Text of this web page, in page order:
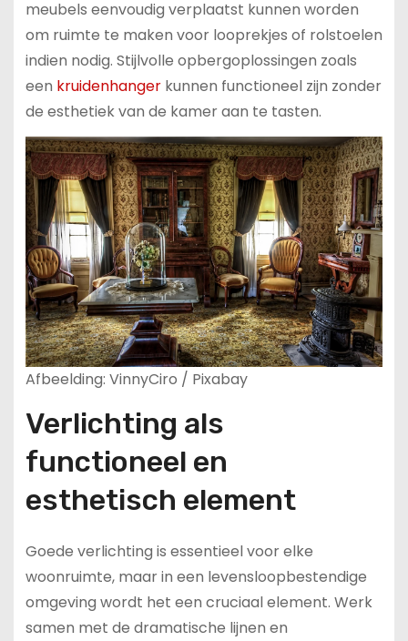
meubels eenvoudig verplaatst kunnen worden
om ruimte te maken voor looprekjes of rolstoelen
indien nodig. Stijlvolle opbergoplossingen zoals
een kruidenhangerkunnen functioneel zijn zonder
de esthetiek van de kamer aan te tasten.
Afbeelding: VinnyCiro / Pixabay
Verlichting als
functioneel en
esthetisch element
Goede verlichting is essentieel voor elke
woonruimte, maar in een levensloopbestendige
omgeving wordt het een cruciaal element. Werk
samen met de dramatische lijnen en